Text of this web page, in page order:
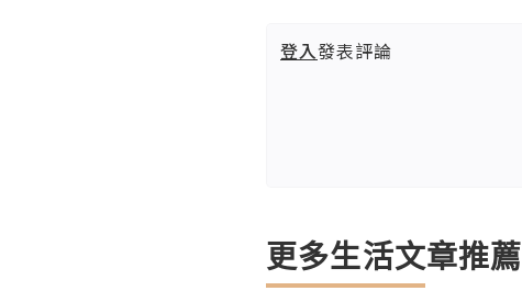
登入發表評論
更多生活文章推薦